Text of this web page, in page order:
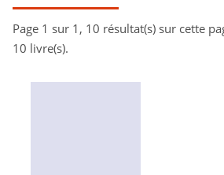
Page 1 sur 1, 10 résultat(s) sur cette
10 livre(s).